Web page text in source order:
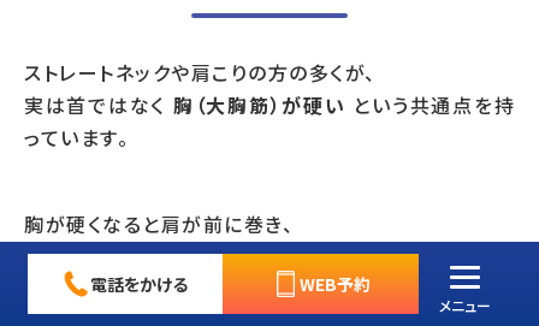
ストレートネックや肩こりの方の多くが、
実は首ではなく 胸（大胸筋）が硬い という共通点を持
っています。
胸が硬くなると肩が前に巻き、
首が前に出てストレートネックが悪化します。
電話をかける WEB予約
メニュー